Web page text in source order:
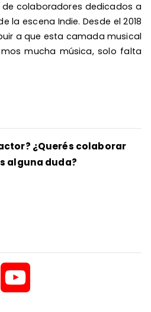
de colaboradores dedicados a
la escena Indie. Desde el 2018
a que esta camada musical
mucha música, solo falta
¿Querés colaborar
alguna duda?